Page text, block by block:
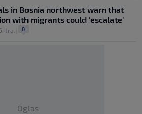
in Bosnia northwest warn that
with migrants could ‘escalate’
tra. 0
Oglas